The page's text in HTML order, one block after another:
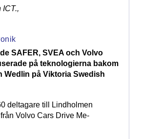
ICT.,
SAFER, SVEA och Volvo
på teknologierna bakom
på Viktoria Swedish
deltagare till Lindholmen
Volvo Cars Drive Me-